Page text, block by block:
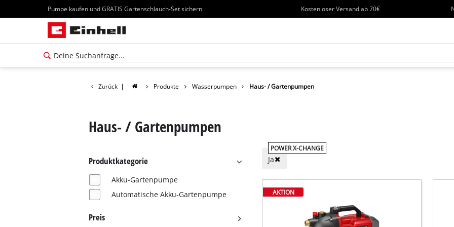
Pumpe kaufen und GRATIS Gartenschlauch-Set sichern Kostenloser Versand ab 70€
Zurück | Produkte Wasserpumpen Haus- / Gartenpumpen
Haus- / Gartenpumpen
Produktkategorie
Akku-Gartenpumpe
Automatische Akku-Gartenpumpe
Preis
POWER X-CHANGE
Ja
AKTION